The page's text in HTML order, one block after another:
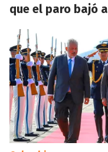
que el paro bajó